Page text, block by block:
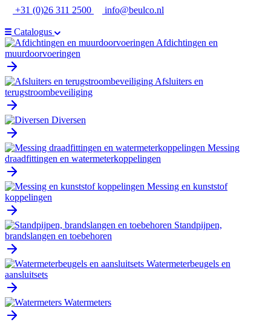
Ga
de
inhoud
+31 (0)26 311 2500 info@beulco.nl
Catalogus
Afdichtingen en
muurdoorvoeringen
Afsluiters en
terugstroombeveiliging
Diversen
Messing
draadfittingen en watermeterkoppelingen
Messing en kunststof
koppelingen
Standpijpen,
brandslangen en toebehoren
Watermeterbeugels en
aansluitsets
Watermeters